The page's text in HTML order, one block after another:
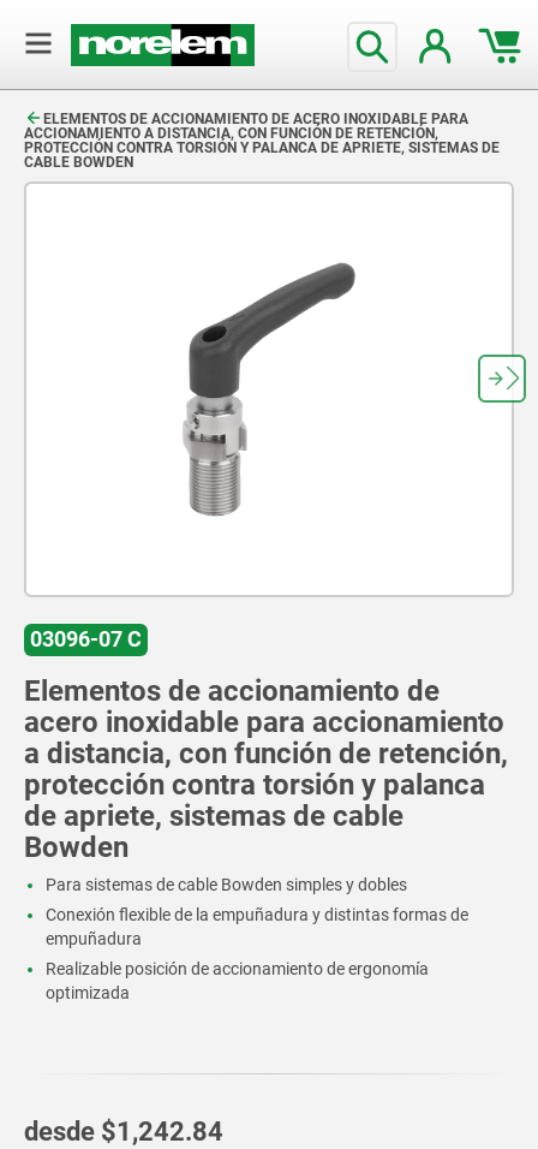
ELEMENTOS DE ACCIONAMIENTO DE ACERO INOXIDABLE PARA
ACCIONAMIENTO A DISTANCIA, CON FUNCIÓN DE RETENCIÓN,
PROTECCIÓN CONTRA TORSIÓN Y PALANCA DE APRIETE, SISTEMAS DE
CABLE BOWDEN
03096-07 C
Elementos de accionamiento de
acero inoxidable para accionamiento
a distancia, con función de retención,
protección contra torsión y palanca
de apriete, sistemas de cable
Bowden
Para sistemas de cable Bowden simples y dobles
Conexión flexible de la empuñadura y distintas formas de
empuñadura
Realizable posición de accionamiento de ergonomía
optimizada
desde $1,242.84